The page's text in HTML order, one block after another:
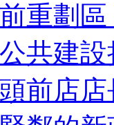
重劃
共建
前店